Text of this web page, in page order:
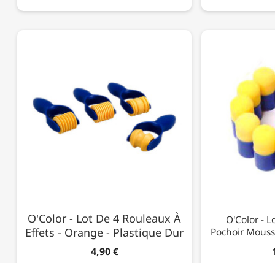
O'Color - Lot De 4 Rouleaux À
Effets - Orange - Plastique Dur
4,90 €
O'Color -
Pochoir